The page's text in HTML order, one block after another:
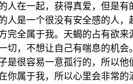
在一起，获得真爱，但是
人是一个很没有安全感的人
全属于我。天蝎的占有欲
，不想让自己有喘息的机会。
很容易一意孤行的，所以
属于我，所以心里会非常